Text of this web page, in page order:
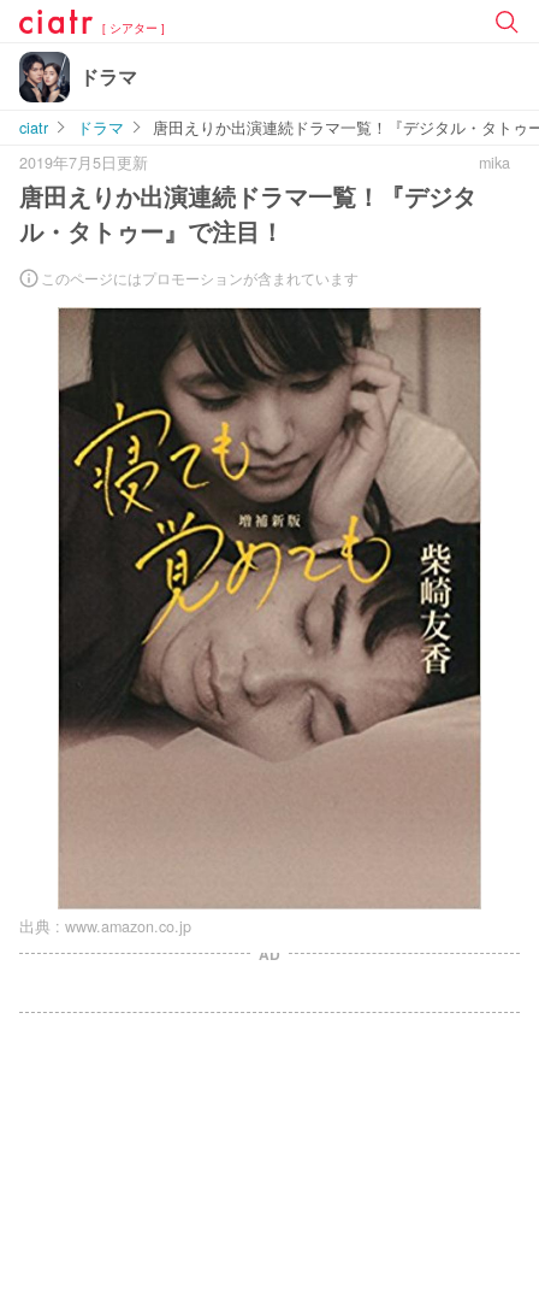
[ シアター ]
ドラマ
ciatr ドラマ
唐田えりか出演連続ドラマ一覧！『デジタル・タトゥ
2019年7月5日更新
mika
唐田えりか出演連続ドラマ一覧！『デジタ
ル・タトゥー』で注目！
このページにはプロモーションが含まれています
出典 : www.amazon.co.jp
AD